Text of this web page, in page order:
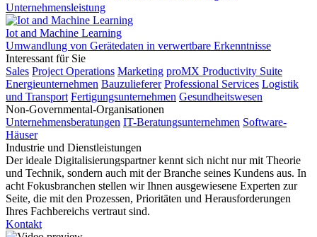
Unternehmensleistung
Iot and Machine Learning
Umwandlung von Gerätedaten in verwertbare Erkenntnisse
Interessant für Sie
Sales Project Operations Marketing proMX Productivity Suite
Energieunternehmen Bauzulieferer Professional Services Logistik
und Transport Fertigungsunternehmen Gesundheitswesen
Non-Governmental-Organisationen
Unternehmensberatungen IT-Beratungsunternehmen Software-
Häuser
Industrie und Dienstleistungen
Der ideale Digitalisierungspartner kennt sich nicht nur mit Theorie
und Technik, sondern auch mit der Branche seines Kundens aus. In
acht Fokusbranchen stellen wir Ihnen ausgewiesene Experten zur
Seite, die mit den Prozessen, Prioritäten und Herausforderungen
Ihres Fachbereichs vertraut sind.
Kontakt